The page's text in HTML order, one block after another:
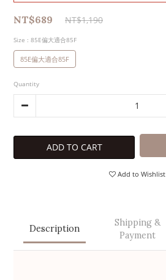
NT$689 NT$1,190
Size : 85E偏大適合85F
85E偏大適合85F
Quantity
ADD TO CART
Add to Wishlist
Description
Shipping &
Payment